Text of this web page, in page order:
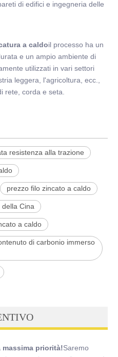
di edifici e ingegneria delle
a caldoil processo ha un
e un ampio ambiente di
utilizzati in vari settori
leggera, l'agricoltura, ecc.,
rete, corda e seta.
resistenza alla trazione
prezzo filo zincato a caldo
Cina
a caldo
di carbonio immerso
priorità!Saremo